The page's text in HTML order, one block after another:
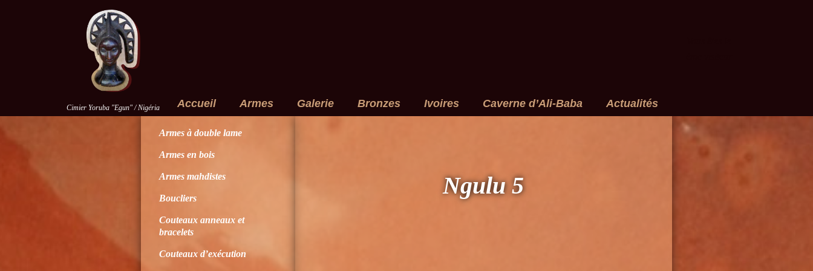
Cimier Yoruba "Egun" / Nigéria Accueil Armes Galerie Bronzes Ivoires Caverne d’Ali-Baba Actualités
Armes à double lame
Armes en bois
Armes mahdistes
Boucliers
Couteaux anneaux et
bracelets
Couteaux d’exécution
Ngulu 5